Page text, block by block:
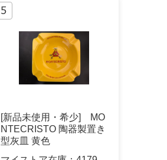
[新品未使用・希少] MO
NTECRISTO 陶器製置き
型灰皿 黄色